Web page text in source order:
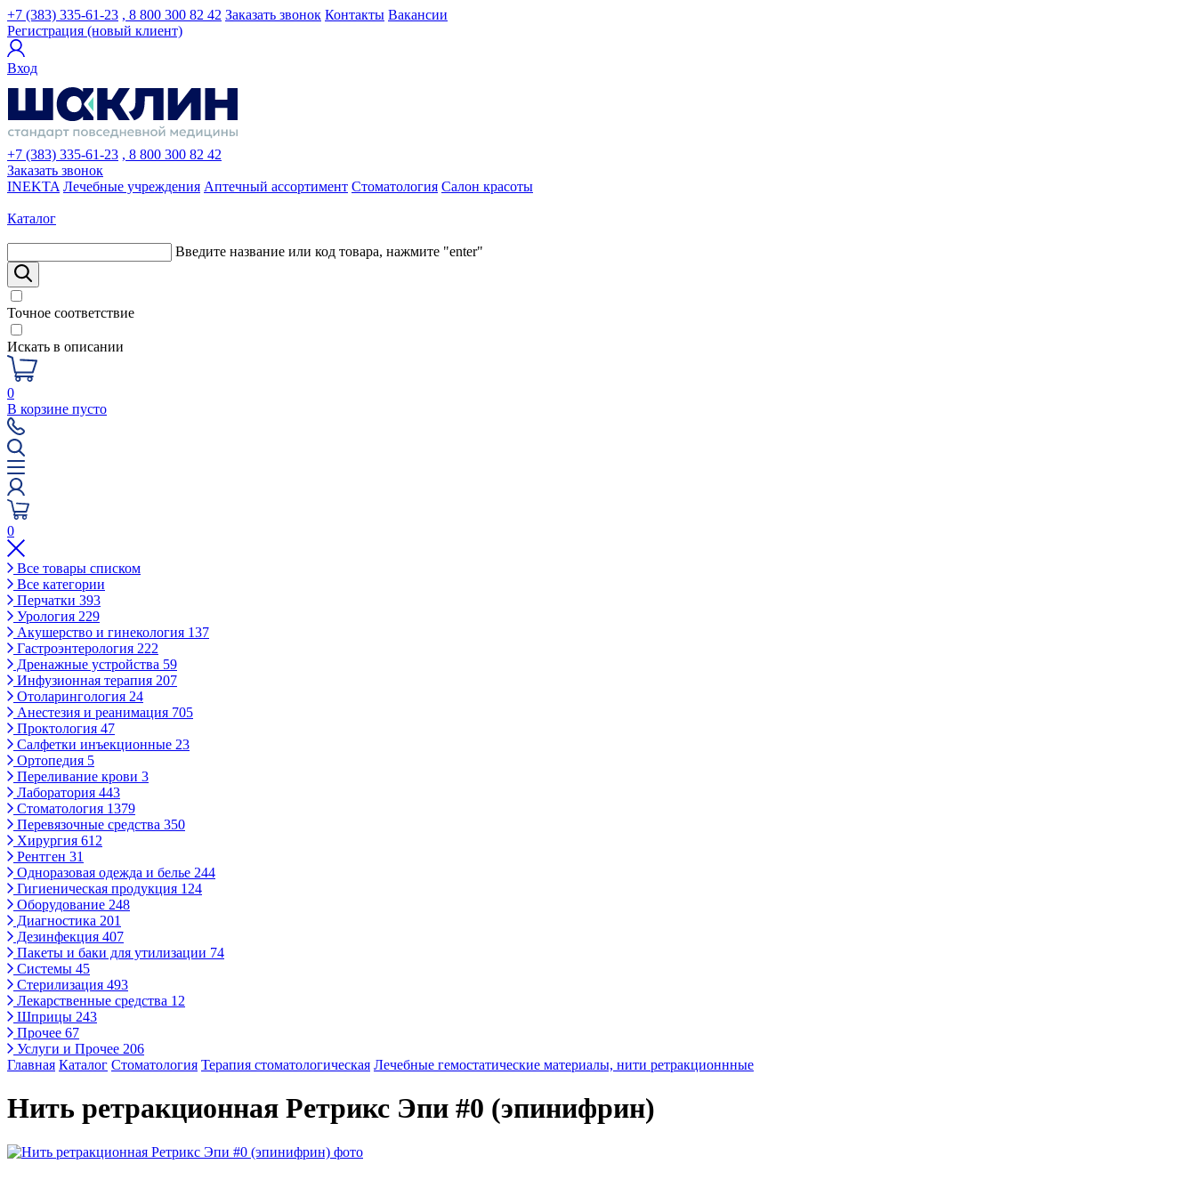
+7 (383) 335-61-23 , 8 800 300 82 42 Заказать звонок Контакты Вакансии
Регистрация (новый клиент)
Вход
+7 (383) 335-61-23 , 8 800 300 82 42
Заказать звонок
INEKTA Лечебные учреждения Аптечный ассортимент Стоматология Салон красоты
Каталог
Введите название или код товара, нажмите "enter"
Точное соответствие
Искать в описании
0
В корзине пусто
0
Все товары списком
Все категории
Перчатки 393
Урология 229
Акушерство и гинекология 137
Гастроэнтерология 222
Дренажные устройства 59
Инфузионная терапия 207
Отоларингология 24
Анестезия и реанимация 705
Проктология 47
Салфетки инъекционные 23
Ортопедия 5
Переливание крови 3
Лаборатория 443
Стоматология 1379
Перевязочные средства 350
Хирургия 612
Рентген 31
Одноразовая одежда и белье 244
Гигиеническая продукция 124
Оборудование 248
Диагностика 201
Дезинфекция 407
Пакеты и баки для утилизации 74
Системы 45
Стерилизация 493
Лекарственные средства 12
Шприцы 243
Прочее 67
Услуги и Прочее 206
Главная Каталог Стоматология Терапия стоматологическая Лечебные гемостатические материалы, нити ретракционнные
Нить ретракционная Ретрикс Эпи #0 (эпинифрин)